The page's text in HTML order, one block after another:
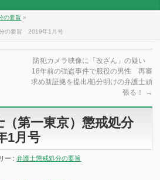
の要旨 »
の要旨 2019年1月号
防犯カメラ映像に「改ざん」の疑い
18年前の強盗事件で服役の男性 再審
求め新証拠を提出/処分明けの弁護士頑
張る！
→
（第一東京）懲戒処分
1月号
ー :弁護士懲戒処分の要旨